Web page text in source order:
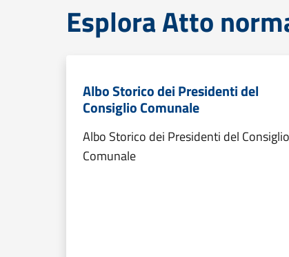
Esplora Atto
Albo Storico dei Presidenti del
Consiglio Comunale
Albo Storico dei Presidenti del Consiglio
Comunale